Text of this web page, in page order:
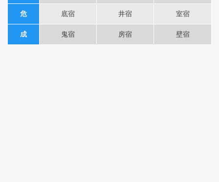
危 底宿 井宿 室宿
成 鬼宿 房宿 壁宿